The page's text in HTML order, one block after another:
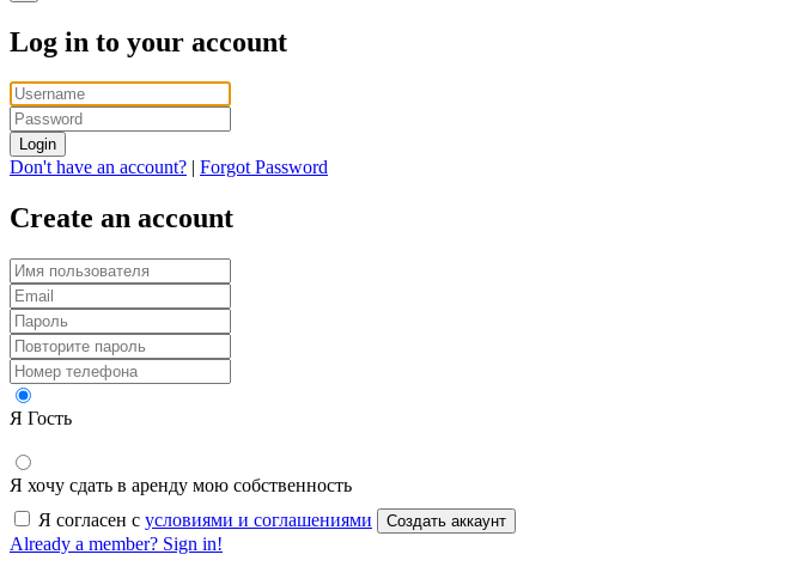
Log in to your account
Login
Don't have an account? Forgot Password
Create an account
Я Гость
Я хочу сдать в аренду мою собственность
Я согласен с условиями и соглашениями Создать аккаунт
Already a member? Sign in!